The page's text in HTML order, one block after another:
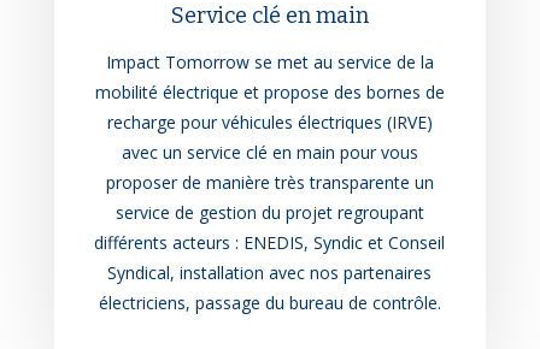
Service clé en main
Impact Tomorrow se met au service de la
mobilité électrique et propose des bornes de
recharge pour véhicules électriques (IRVE)
avec un service clé en main pour vous
proposer de manière très transparente un
service de gestion du projet regroupant
différents acteurs : ENEDIS, Syndic et Conseil
Syndical, installation avec nos partenaires
électriciens, passage du bureau de contrôle.